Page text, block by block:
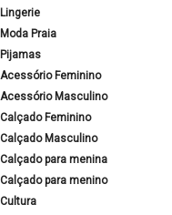
Lingerie
Moda Praia
Pijamas
Acessório Feminino
Acessório Masculino
Calçado Feminino
Calçado Masculino
Calçado para menina
Calçado para menino
Cultura